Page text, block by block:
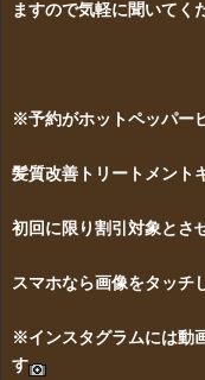
ますので気軽に聞いてく
※予約がホットペッパー
髪質改善トリートメント
初回に限り割引対象とさ
スマホなら画像をタッチ
※インスタグラムには動
す